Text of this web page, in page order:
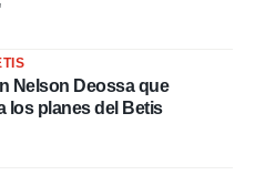
Nelson Deossa que
los planes del Betis